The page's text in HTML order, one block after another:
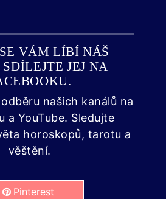
VÁM LÍBÍ NÁŠ
JEJ NA
našich kanálů na
a YouTube. Sledujte
horoskopů, tarotu a
věštění.
Pinterest